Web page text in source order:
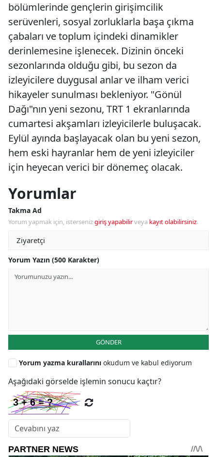
bölümlerinde gençlerin girişimcilik
serüvenleri, sosyal zorluklarla başa çıkma
çabaları ve toplum içindeki dinamikler
derinlemesine işlenecek. Dizinin önceki
sezonlarında olduğu gibi, bu sezon da
izleyicilere duygusal anlar ve ilham verici
hikayeler sunulması bekleniyor. "Gönül
Dağı"nın yeni sezonu, TRT 1 ekranlarında
cumartesi akşamları izleyicilerle buluşacak.
Eylül ayında başlayacak olan bu yeni sezon,
hem eski hayranlar hem de yeni izleyiciler
için heyecan verici bir dönemeç olacak.
Yorumlar
Takma Ad
Yorum yapmak için, istersenizgiriş yapabilirveya kayıt olabilirsiniz.
Yorum Yazın (500 Karakter)
GÖNDER
Yorum yazma kurallarını okudum ve kabul ediyorum
Aşağıdaki görselde işlemin sonucu kaçtır?